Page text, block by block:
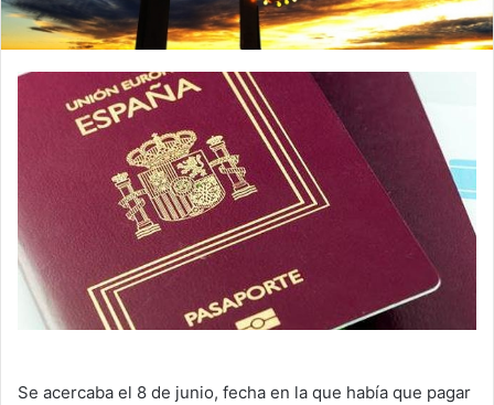
Se acercaba el 8 de junio, fecha en la que había que pagar